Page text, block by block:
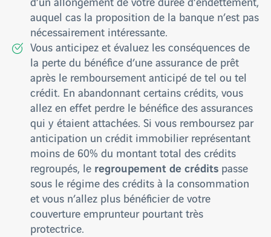
auquel cas la proposition de la banque n’est pas
nécessairement intéressante.
Vous anticipez et évaluez les conséquences de
la perte du bénéfice d’une assurance de prêt
après le remboursement anticipé de tel ou tel
crédit. En abandonnant certains crédits, vous
allez en effet perdre le bénéfice des assurances
qui y étaient attachées. Si vous remboursez par
anticipation un crédit immobilier représentant
moins de 60% du montant total des crédits
regroupés, le regroupement de crédits passe
sous le régime des crédits à la consommation
et vous n’allez plus bénéficier de votre
couverture emprunteur pourtant très
protectrice.